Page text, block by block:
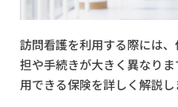
訪問看護を利用する際には
担や手続きが大きく異なり
用できる保険を詳しく解説し